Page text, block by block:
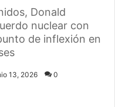
Donald
nuclear con
de inflexión en
13, 2026 0